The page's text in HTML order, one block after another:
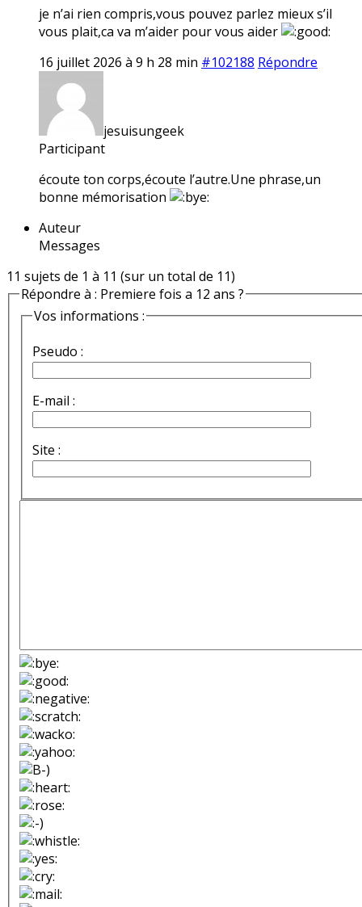
je n’ai rien compris,vous pouvez parlez mieux s’il
vous plait,ca va m’aider pour vous aider
16 juillet 2026 à 9 h 28 min #102188 Répondre
jesuisungeek
Participant
écoute ton corps,écoute l’autre.Une phrase,un
bonne mémorisation
Auteur
Messages
11 sujets de 1 à 11 (sur un total de 11)
Répondre à : Premiere fois a 12 ans ?
Vos informations :
Pseudo :
E-mail :
Site :